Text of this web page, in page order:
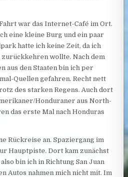
war das Internet-Café im Ort.
eine kleine Burg und ein paar
hatte ich keine Zeit, da ich
zurückkehren wollte. Nach dem
aus den Staaten bin ich per
Quellen gefahren. Recht nett
des starken Regens. Auch dort
Honduraner aus North-
das erste Mal nach Honduras
Rückreise an. Spaziergang im
Hauptpiste. Dort kam zunächst
bin ich in Richtung San Juan
Autos nahmen mich nicht mit. Im